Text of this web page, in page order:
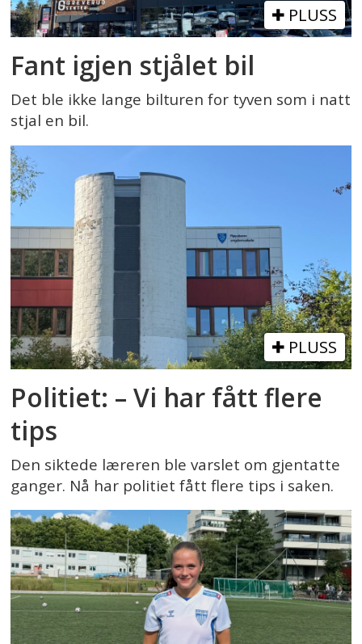
PLUSS
Fant igjen stjålet bil
Det ble ikke lange bilturen for tyven som i natt
stjal en bil.
PLUSS
Politiet: – Vi har fått flere
tips
Den siktede læreren ble varslet om gjentatte
ganger. Nå har politiet fått flere tips i saken.